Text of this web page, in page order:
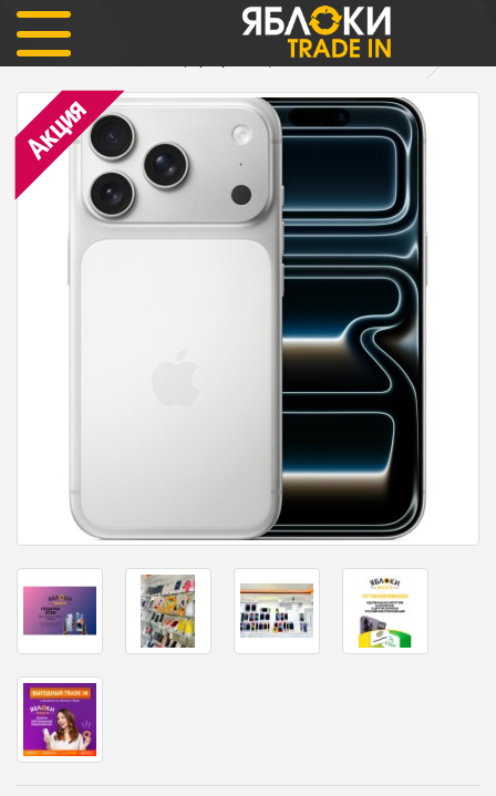
iPhone 17 Pro Max eSIM
iPhone 17 Pro Max 2тб (серебристый) ОФИЦИАЛЬНЫЙ eSIM
Акция